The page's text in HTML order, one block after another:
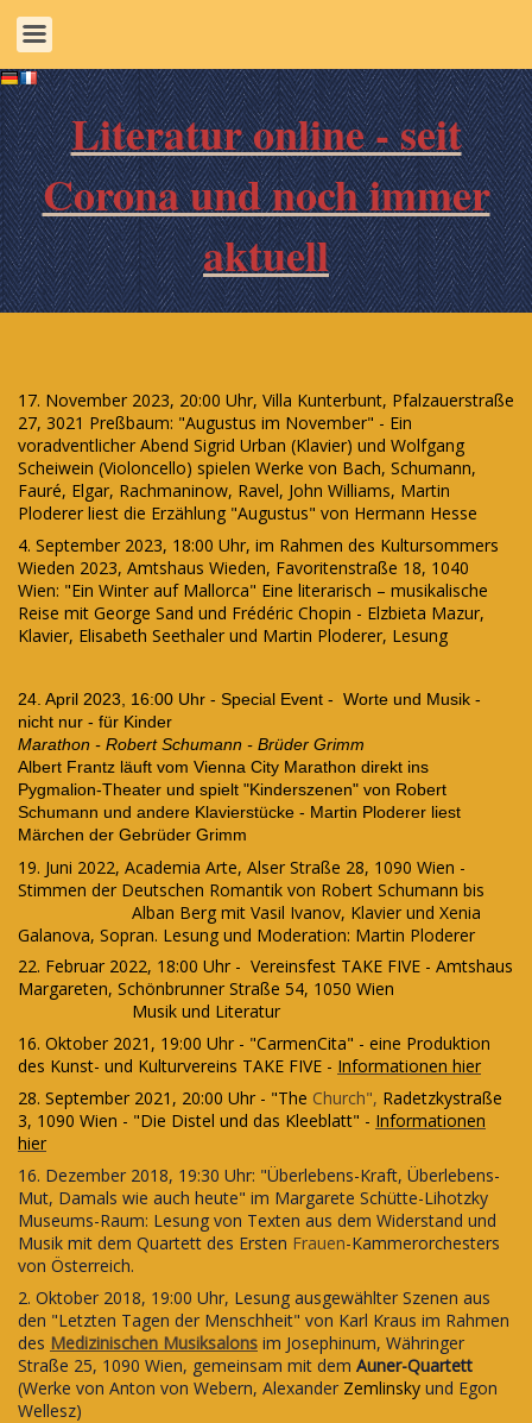
Literatur online - seit
Corona und noch immer
aktuell
17. November 2023, 20:00 Uhr, Villa Kunterbunt, Pfalzauerstraße
27, 3021 Preßbaum: "Augustus im November" - Ein
voradventlicher Abend Sigrid Urban (Klavier) und Wolfgang
Scheiwein (Violoncello) spielen Werke von Bach, Schumann,
Fauré, Elgar, Rachmaninow, Ravel, John Williams, Martin
Ploderer liest die Erzählung "Augustus" von Hermann Hesse
4. September 2023, 18:00 Uhr, im Rahmen des Kultursommers
Wieden 2023, Amtshaus Wieden, Favoritenstraße 18, 1040
Wien: "Ein Winter auf Mallorca" Eine literarisch – musikalische
Reise mit George Sand und Frédéric Chopin - Elzbieta Mazur,
Klavier, Elisabeth Seethaler und Martin Ploderer, Lesung
24. April 2023, 16:00 Uhr - Special Event - Worte und Musik -
nicht nur - für Kinder
Marathon - Robert Schumann - Brüder Grimm
Albert Frantz läuft vom Vienna City Marathon direkt ins
Pygmalion-Theater und spielt "Kinderszenen" von Robert
Schumann und andere Klavierstücke - Martin Ploderer liest
Märchen der Gebrüder Grimm
19. Juni 2022, Academia Arte, Alser Straße 28, 1090 Wien -
Stimmen der Deutschen Romantik von Robert Schumann bis
Alban Berg mit Vasil Ivanov, Klavier und Xenia
Galanova, Sopran. Lesung und Moderation: Martin Ploderer
22. Februar 2022, 18:00 Uhr - Vereinsfest TAKE FIVE - Amtshaus
Margareten, Schönbrunner Straße 54, 1050 Wien
Musik und Literatur
16. Oktober 2021, 19:00 Uhr - "CarmenCita" - eine Produktion
des Kunst- und Kulturvereins TAKE FIVE - Informationen hier
28. September 2021, 20:00 Uhr - "The Church", Radetzkystraße
3, 1090 Wien - "Die Distel und das Kleeblatt" - Informationen
hier
16. Dezember 2018, 19:30 Uhr: "Überlebens-Kraft, Überlebens-
Mut, Damals wie auch heute" im Margarete Schütte-Lihotzky
Museums-Raum: Lesung von Texten aus dem Widerstand und
Musik mit dem Quartett des Ersten Frauen-Kammerorchesters
von Österreich.
2. Oktober 2018, 19:00 Uhr, Lesung ausgewählter Szenen aus
den "Letzten Tagen der Menschheit" von Karl Kraus im Rahmen
des Medizinischen Musiksalons im Josephinum, Währinger
Straße 25, 1090 Wien, gemeinsam mit dem Auner-Quartett
(Werke von Anton von Webern, Alexander Zemlinsky und Egon
Wellesz)